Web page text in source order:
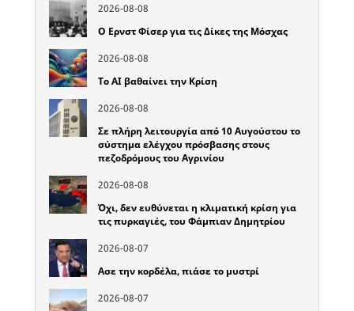
2026-08-08
Ο Ερνστ Φίσερ για τις Δίκες της Μόσχας
2026-08-08
Το ΑΙ βαθαίνει την Κρίση
2026-08-08
Σε πλήρη λειτουργία από 10 Αυγούστου το
σύστημα ελέγχου πρόσβασης στους
πεζοδρόμους του Αγρινίου
2026-08-08
Όχι, δεν ευθύνεται η κλιματική κρίση για
τις πυρκαγιές, του Φάμπιαν Δημητρίου
2026-08-07
Ασε την κορδέλα, πιάσε το μυστρί
2026-08-07